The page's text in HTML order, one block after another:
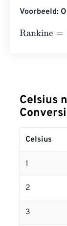
Voorbeeld:
Rankine
10
Celsius
Celsius
1
2
3